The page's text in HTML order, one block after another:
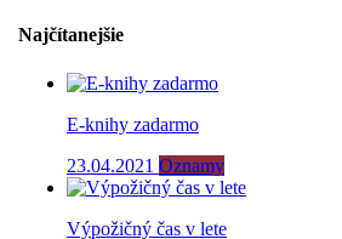
Najčítanejšie
E-knihy zadarmo
23.04.2021 Oznamy
Výpožičný čas v lete